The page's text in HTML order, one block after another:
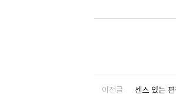
이전글 센스 있는